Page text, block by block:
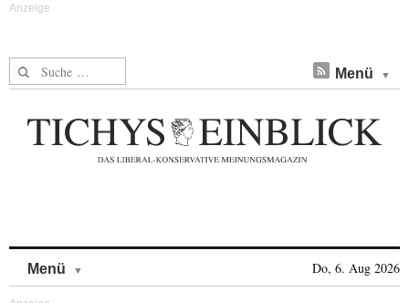
Suche nach: Menü
Menü Do, 6. Aug 2026